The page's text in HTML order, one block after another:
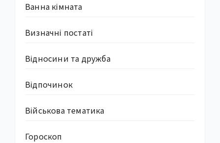
Ванна кімната
Визначні постаті
Відносини та дружба
Відпочинок
Військова тематика
Гороскоп